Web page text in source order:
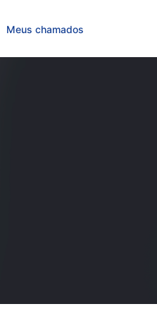
Meus chamados